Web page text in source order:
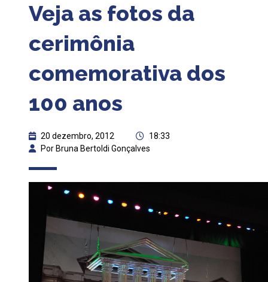
Veja as fotos da
cerimônia
comemorativa dos
100 anos
20 dezembro, 2012
18:33
Por Bruna Bertoldi Gonçalves